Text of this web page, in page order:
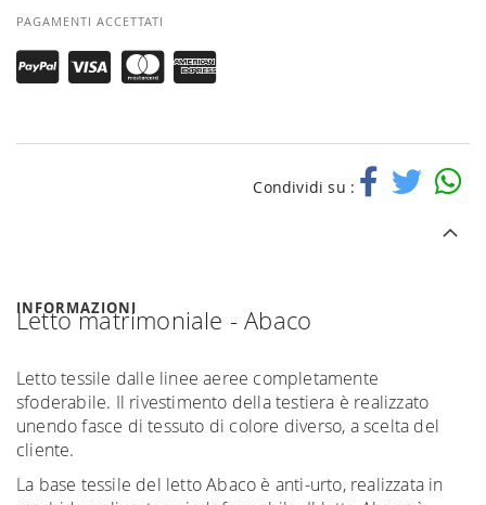
PAGAMENTI ACCETTATI
Condividi su :
INFORMAZIONI
Letto matrimoniale - Abaco
Letto tessile dalle linee aeree completamente
sfoderabile. Il rivestimento della testiera è realizzato
unendo fasce di tessuto di colore diverso, a scelta del
cliente.
La base tessile del letto Abaco è anti-urto, realizzata in